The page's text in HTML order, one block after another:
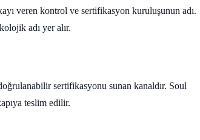
veren kontrol ve sertifikasyon kuruluşunun adı.
adı yer alır.
sertifikasyonu sunan kanaldır. Soul
teslim edilir.